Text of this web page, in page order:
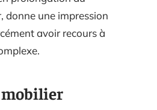
donne une impression
avoir recours à